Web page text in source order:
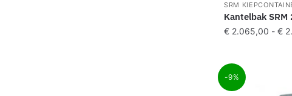
SRM
Kantelbak SRM
€2.065,00 - €
-9%